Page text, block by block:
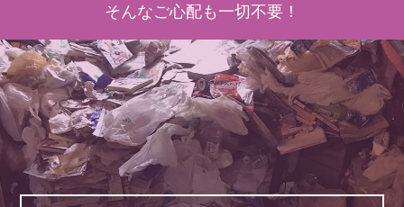
そんなご心配も一切不要！